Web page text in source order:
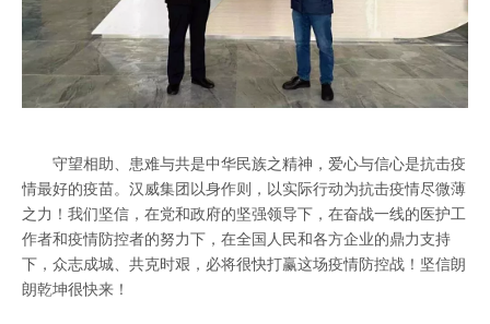
守望相助、患难与共是中华民族之精神，爱心与信心是抗击疫
情最好的疫苗。汉威集团以身作则，以实际行动为抗击疫情尽微薄
之力！我们坚信，在党和政府的坚强领导下，在奋战一线的医护工
作者和疫情防控者的努力下，在全国人民和各方企业的鼎力支持
下，众志成城、共克时艰，必将很快打赢这场疫情防控战！坚信朗
朗乾坤很快来！